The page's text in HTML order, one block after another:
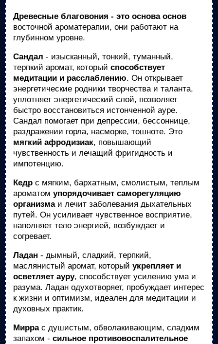
Древесные благовония - это основа основ
восточной ароматерапии, они работают на
глубинном уровне.
Сандал - изысканный, тонкий, туманный,
терпкий аромат, который способствует
медитации и расслаблению. Он открывает
энергетические родники творчества и таланта,
уплотняет энергетический слой, позволяет
быстро восстановиться истонченной ауре.
Сандал помогает при депрессии, бессоннице,
раздражении горла, насморке, тошноте. Это
мягкий афродизиак, повышающий
чувственность и лечащий фригидность и
импотенцию.
Кедр с мягким, бархатным, смолистым, теплым
ароматом упорядочивает саморегуляцию
организмаи лечит заболевания дыхательных
путей. Он усиливает чувственное восприятие,
наполняет тело энергией, возбуждает и
согревает.
Ладан - дымный, сладкий, терпкий,
маслянистый аромат, который укрепляет и
осветляет ауру, способствует усилению ума и
разума. Ладан одухотворяет, пробуждает интерес
к жизни и оптимизм, идеален для медитации и
духовных практик.
Миррас душистым, обволакивающим, сладким
запахом - сильное противовоспалительное